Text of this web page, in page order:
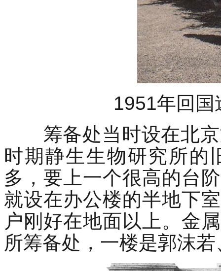
1951年回
筹备处当时设在北京
时期静生生物研究所的
多，要上一个很高的台
就设在办公楼的半地下
户刚好在地面以上。金
所筹备处，一楼是郭沫